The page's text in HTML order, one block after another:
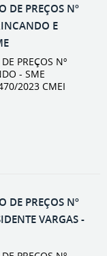
DE PREÇOS Nº
E
PREÇOS Nº
- SME
2023 CMEI
DE PREÇOS Nº
VARGAS -